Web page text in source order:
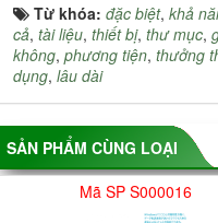
Từ khóa: đặc biệt, khả
cả, tài liệu, thiết bị, thư mục,
không, phương tiện, thưởng
dụng, lâu dài
SẢN PHẨM CÙNG LOẠI
Mã SP S000016